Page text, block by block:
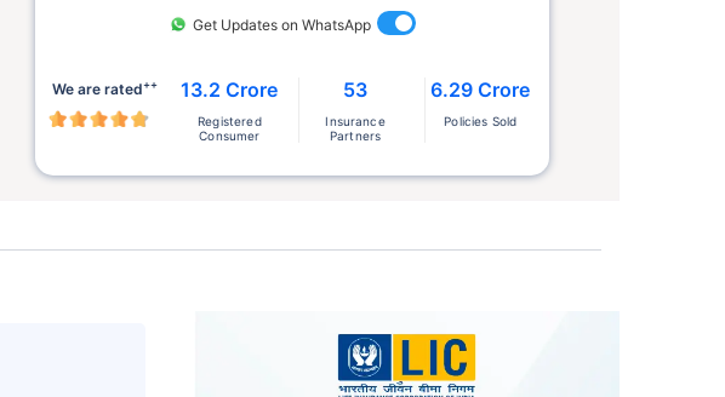
Get Updates on WhatsApp
We are rated++ 13.2 Crore
Registered
Consumer
53
Insurance
Partners
6.29 Crore
Policies Sold